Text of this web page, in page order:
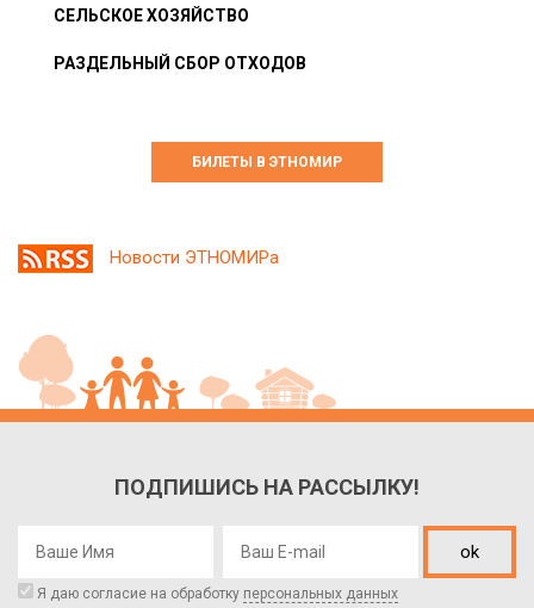
СЕЛЬСКОЕ ХОЗЯЙСТВО
РАЗДЕЛЬНЫЙ СБОР ОТХОДОВ
БИЛЕТЫ В ЭТНОМИР
Новости ЭТНОМИРа
ПОДПИШИСЬ НА РАССЫЛКУ!
ok
Я даю согласие на обработку персональных данных